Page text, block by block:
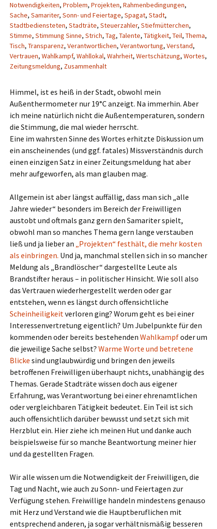
Notwendigkeiten, Problem, Projekten, Rahmenbedingungen,
Sache, Samariter, Sonn- und Feiertage, Spagat, Stadt,
Stadtbediensteten, Stadträte, Steuerzahler, Stiefmütterchen,
Stimme, Stimmung Sinne, Strich, Tag, Talente, Tätigkeit, Teil, Thema,
Tisch, Transparenz, Verantwortlichen, Verantwortung, Verstand,
Vertrauen, Wahlkampf, Wahllokal, Wahrheit, Wertschätzung, Wortes,
Zeitungsmeldung, Zusammenhalt
Himmel, ist es heiß in der Stadt, obwohl mein
Außenthermometer nur 19°C anzeigt. Na immerhin. Aber
ich meine natürlich nicht die Außentemperaturen, sondern
die Stimmung, die mal wieder herrscht.
Eine im wahrsten Sinne des Wortes erhitzte Diskussion um
ein anscheinendes (und ggf. fatales) Missverständnis durch
einen einzigen Satz in einer Zeitungsmeldung hat aber
mehr aufgeworfen, als man glauben mag.
Allgemein ist aber längst auffällig, dass man sich „alle
Jahre wieder“ besonders im Bereich der Freiwilligen
austobt und oftmals ganz gern den Samariter spielt,
obwohl man so manches Thema gern lange verstauben
ließ und ja lieber an „Projekten“ festhält, die mehr kosten
als einbringen. Und ja, manchmal stellen sich in so mancher
Meldung als „Brandlöscher“ dargestellte Leute als
Brandstifter heraus – in politischer Hinsicht. Wie soll also
das Vertrauen wiederhergestellt werden oder gar
entstehen, wenn es längst durch offensichtliche
Scheinheiligkeitverloren ging? Worum geht es bei einer
Interessenvertretung eigentlich? Um Jubelpunkte für den
kommenden oder bereits bestehenden Wahlkampfoder um
die jeweilige Sache selbst? Warme Worte und betretene
Blicke sind unglaubwürdig und bringen den jeweils
betroffenen Freiwilligen überhaupt nichts, unabhängig des
Themas. Gerade Stadträte wissen doch aus eigener
Erfahrung, was Verantwortung bei einer ehrenamtlichen
oder vergleichbaren Tätigkeit bedeutet. Ein Teil ist sich
auch offensichtlich darüber bewusst und setzt sich mit
Herzblut ein. Hier ziehe ich meinen Hut und danke auch
beispielsweise für so manche Beantwortung meiner hier
und da gestellten Fragen.
Wir alle wissen um die Notwendigkeit der Freiwilligen, die
Tag und Nacht, wie auch zu Sonn- und Feiertagen zur
Verfügung stehen. Freiwillige handeln mindestens genauso
mit Herz und Verstand wie die Hauptberuflichen mit
entsprechend anderen, ja sogar verhältnismäßig besseren